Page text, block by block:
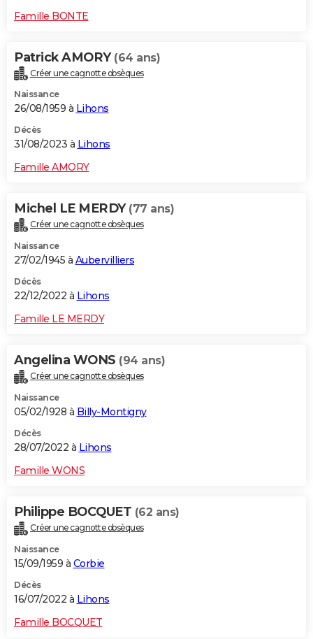
Famille BONTE
Patrick AMORY (64 ans)
Créer une cagnotte obsèques
Naissance
26/08/1959 à Lihons
Décès
31/08/2023 à Lihons
Famille AMORY
Michel LE MERDY (77 ans)
Créer une cagnotte obsèques
Naissance
27/02/1945 à Aubervilliers
Décès
22/12/2022 à Lihons
Famille LE MERDY
Angelina WONS (94 ans)
Créer une cagnotte obsèques
Naissance
05/02/1928 à Billy-Montigny
Décès
28/07/2022 à Lihons
Famille WONS
Philippe BOCQUET (62 ans)
Créer une cagnotte obsèques
Naissance
15/09/1959 à Corbie
Décès
16/07/2022 à Lihons
Famille BOCQUET